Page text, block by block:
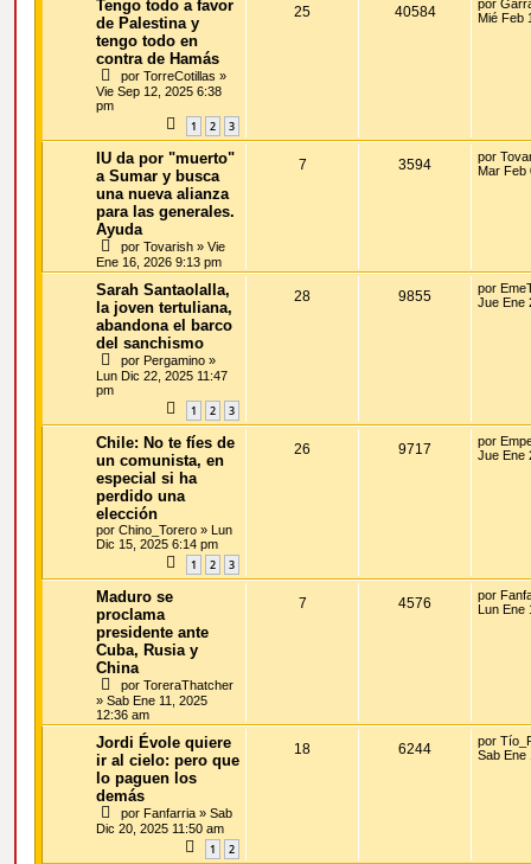
Tengo todo a favor
de Palestina y
tengo todo en
contra de Hamás
por TorreCotillas »
Vie Sep 12, 2025 6:38
pm
1 2 3
25 40584 por
Mié Feb
IU da por "muerto"
a Sumar y busca
una nueva alianza
para las generales.
Ayuda
por Tovarish » Vie
Ene 16, 2026 9:13 pm
7 3594 por
Mar Feb
Sarah Santaolalla,
la joven tertuliana,
abandona el barco
del sanchismo
por Pergamino »
Lun Dic 22, 2025 11:47
pm
1 2 3
28 9855 por
Jue Ene
Chile: No te fíes de
un comunista, en
especial si ha
perdido una
elección
por Chino_Torero » Lun
Dic 15, 2025 6:14 pm
1 2 3
26 9717 por
Jue Ene
Maduro se
proclama
presidente ante
Cuba, Rusia y
China
por ToreraThatcher
» Sab Ene 11, 2025
12:36 am
7 4576 por
Lun Ene
Jordi Évole quiere
ir al cielo: pero que
lo paguen los
demás
por Fanfarria » Sab
Dic 20, 2025 11:50 am
1 2
18 6244 por
Sab Ene